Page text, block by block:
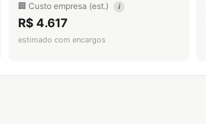
🏢 Custo empresa (est.) i
R$ 4.617
estimado com encargos